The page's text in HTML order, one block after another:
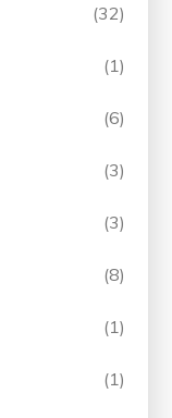
(32)
(1)
(6)
(3)
(3)
(8)
(1)
(1)